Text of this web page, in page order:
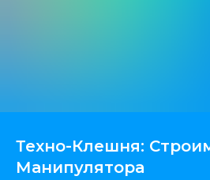
Техно-Клешня:
Манипулятора